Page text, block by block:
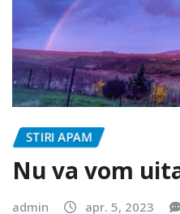
STIRI APAM
Nu va vom uita